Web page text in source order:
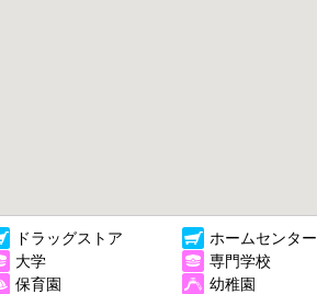
ドラッグストア
ホームセンター
大学
専門学校
保育園
幼稚園